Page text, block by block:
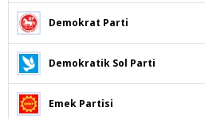
Demokrat Parti
Demokratik Sol Parti
Emek Partisi